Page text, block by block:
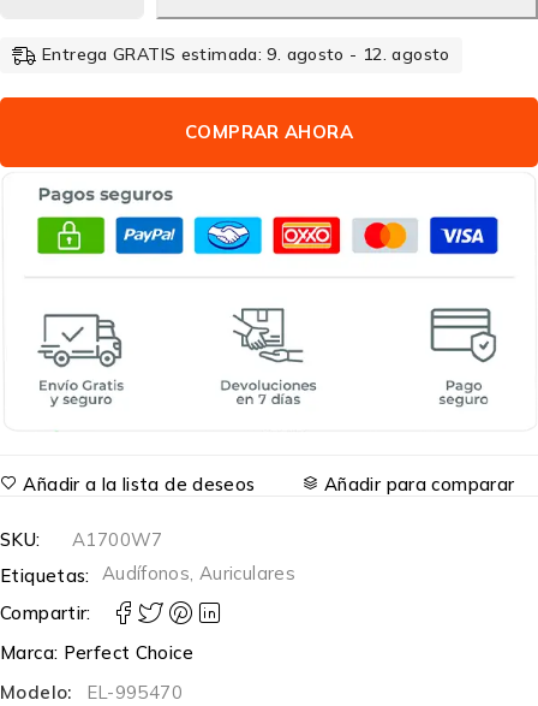
Entrega GRATIS estimada: 9. agosto - 12. agosto
COMPRAR AHORA
Añadir a la lista de deseos Añadir para comparar
SKU:
A1700W7
Etiquetas: Audífonos, Auriculares
Compartir:
Marca: Perfect Choice
Modelo:
EL-995470